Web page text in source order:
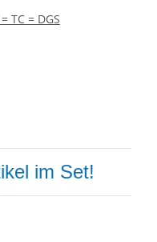
TC = DGS
im Set!